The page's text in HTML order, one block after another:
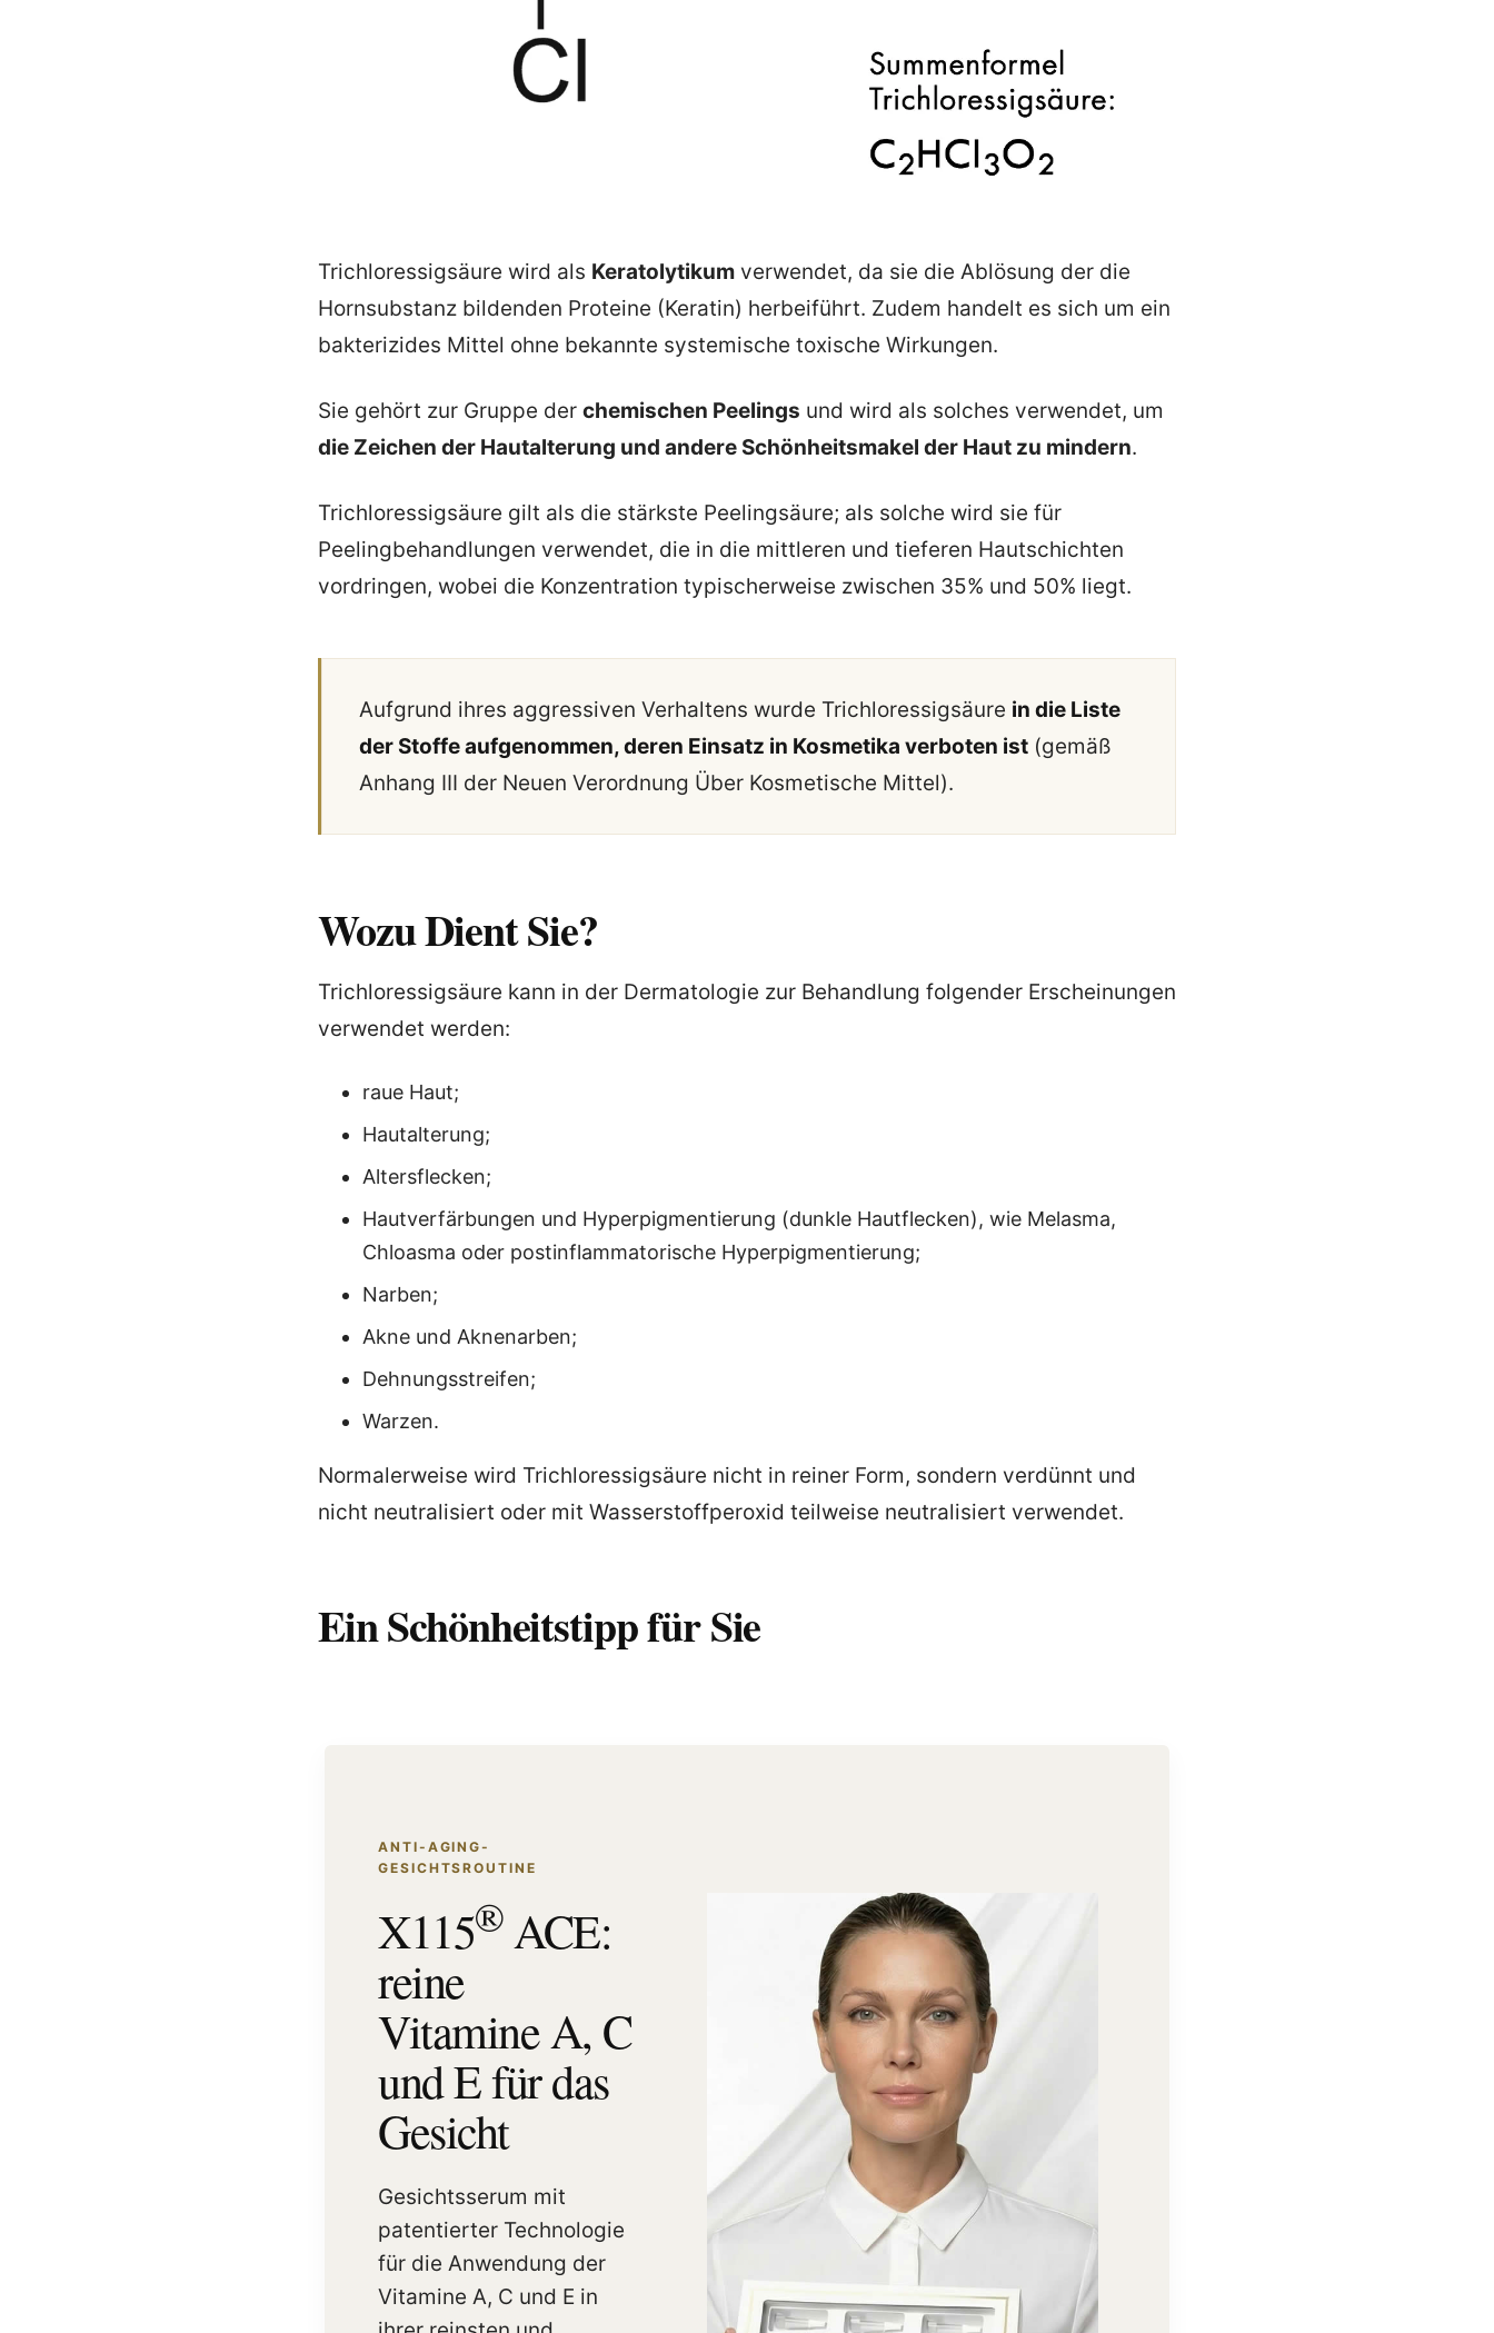
Trichloressigsäure wird als Keratolytikum verwendet, da sie die Ablösung der die
Hornsubstanz bildenden Proteine (Keratin) herbeiführt. Zudem handelt es sich um ein
bakterizides Mittel ohne bekannte systemische toxische Wirkungen.
Sie gehört zur Gruppe der chemischen Peelings und wird als solches verwendet, um
die Zeichen der Hautalterung und andere Schönheitsmakel der Haut zu mindern.
Trichloressigsäure gilt als die stärkste Peelingsäure; als solche wird sie für
Peelingbehandlungen verwendet, die in die mittleren und tieferen Hautschichten
vordringen, wobei die Konzentration typischerweise zwischen 35% und 50% liegt.
Aufgrund ihres aggressiven Verhaltens wurde Trichloressigsäure in die Liste
der Stoffe aufgenommen, deren Einsatz in Kosmetika verboten ist (gemäß
Anhang III der Neuen Verordnung Über Kosmetische Mittel).
Wozu Dient Sie?
Trichloressigsäure kann in der Dermatologie zur Behandlung folgender Erscheinungen
verwendet werden:
raue Haut;
Hautalterung;
Altersflecken;
Hautverfärbungen und Hyperpigmentierung (dunkle Hautflecken), wie Melasma,
Chloasma oder postinflammatorische Hyperpigmentierung;
Narben;
Akne und Aknenarben;
Dehnungsstreifen;
Warzen.
Normalerweise wird Trichloressigsäure nicht in reiner Form, sondern verdünnt und
nicht neutralisiert oder mit Wasserstoffperoxid teilweise neutralisiert verwendet.
Ein Schönheitstipp für Sie
ANTI-AGING-
GESICHTSROUTINE
X115®ACE:
reine
Vitamine A, C
und E für das
Gesicht
Gesichtsserum mit
patentierter Technologie
für die Anwendung der
Vitamine A, C und E in